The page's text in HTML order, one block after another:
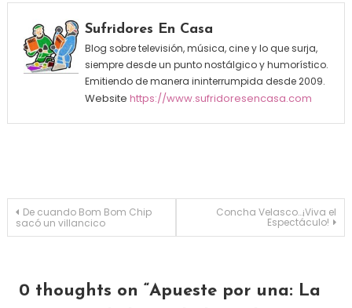
Sufridores En Casa
Blog sobre televisión, música, cine y lo que surja,
siempre desde un punto nostálgico y humorístico.
Emitiendo de manera ininterrumpida desde 2009.
Website https://www.sufridoresencasa.com
Navegación de entradas
De cuando Bom Bom Chip
sacó un villancico
Concha Velasco…¡Viva el
Espectáculo!
0 thoughts on “Apueste por una: La